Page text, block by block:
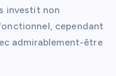
investit non
cependant
admirablement-être